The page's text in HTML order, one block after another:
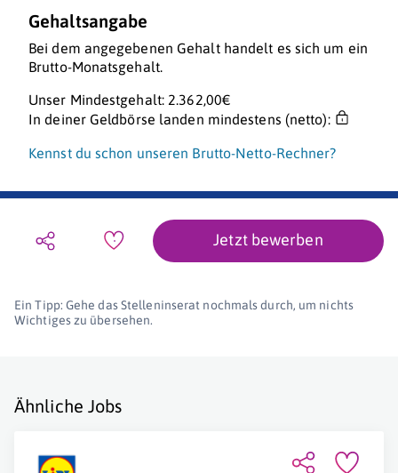
Gehaltsangabe
Bei dem angegebenen Gehalt handelt es sich um ein
Brutto-Monatsgehalt.
Unser Mindestgehalt: 2.362,00€
In deiner Geldbörse landen mindestens (netto):
Kennst du schon unseren Brutto-Netto-Rechner?
Jetzt bewerben
Ein Tipp: Gehe das Stelleninserat nochmals durch, um nichts
Wichtiges zu übersehen.
Ähnliche Jobs